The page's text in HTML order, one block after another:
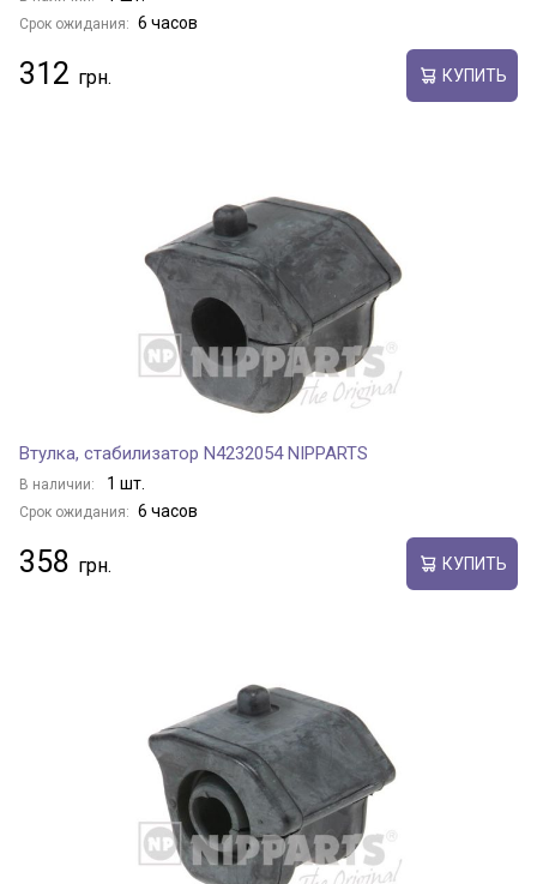
Срок ожидания: 6 часов
312 КУПИТЬ
Втулка, стабилизатор N4232054 NIPPARTS
В наличии: 1 шт.
Срок ожидания: 6 часов
358 КУПИТЬ